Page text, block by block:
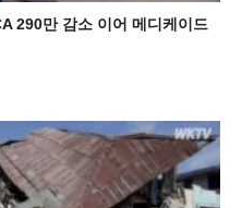
290만 감소 이어 메디케이드